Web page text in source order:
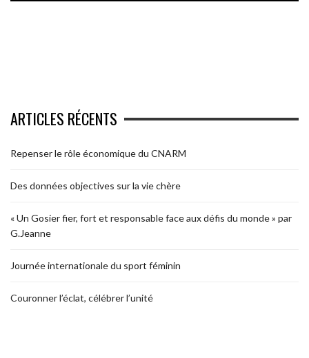
ARTICLES RÉCENTS
Repenser le rôle économique du CNARM
Des données objectives sur la vie chère
« Un Gosier fier, fort et responsable face aux défis du monde » par
G.Jeanne
Journée internationale du sport féminin
Couronner l’éclat, célébrer l’unité